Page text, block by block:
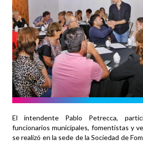
El intendente Pablo Petrecca,
funcionarios municipales, fomentistas y
se realizó en la sede de la Sociedad de